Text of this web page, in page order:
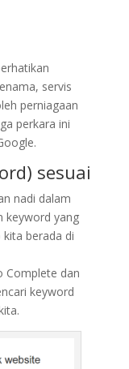
servis
perniagaan
perkara ini
sesuai
nadi dalam
keyword yang
berada di
Complete dan
keyword